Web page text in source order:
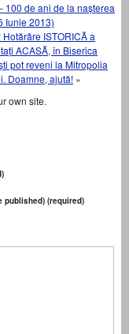
100 de ani de la nașterea
Iunie 2013)
ISTORICĂ a
ACASĂ, în Biserica
pot reveni la Mitropolia
Doamne, ajută! »
own site.
published) (required)